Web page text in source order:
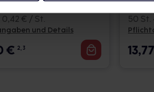
für eine ausgewogene,
Lebensweise.
aufbewahren. Trocken bei
0,42 € / St.
und Details
€ 2, 3
50 St.